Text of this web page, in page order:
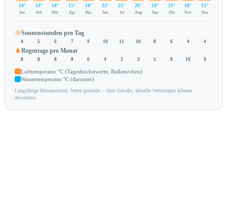
14°
Jan
13°
Feb
14°
Mär
15°
Apr
18°
Mai
22°
Jun
25°
Jul
26°
Aug
24°
Sep
21°
Okt
18°
Nov
15°
Dez
Sonnenstunden pro Tag
4 5 6 7 9 10 11 10 8 6 4 4
Regentage pro Monat
8 8 8 8 6 4 2 3 5 8 10 9
Lufttemperatur °C (Tageshöchstwerte, Balken/oben)
Wassertemperatur °C (darunter)
Langjährige Monatsmittel, Werte gerundet – ohne Gewähr, aktuelle Wetterlagen können
abweichen.